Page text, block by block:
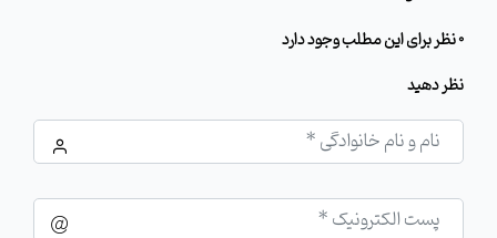
0 نظر برای این مطلب وجود دارد
نظر دهید